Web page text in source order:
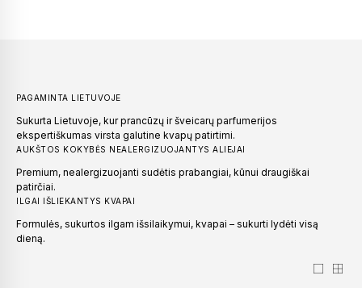
PAGAMINTA LIETUVOJE
Sukurta Lietuvoje, kur prancūzų ir šveicarų parfumerijos
ekspertiškumas virsta galutine kvapų patirtimi.
AUKŠTOS KOKYBĖS NEALERGIZUOJANTYS ALIEJAI
Premium, nealergizuojanti sudėtis prabangiai, kūnui draugiškai
patirčiai.
ILGAI IŠLIEKANTYS KVAPAI
Formulės, sukurtos ilgam išsilaikymui, kvapai – sukurti lydėti visą
dieną.